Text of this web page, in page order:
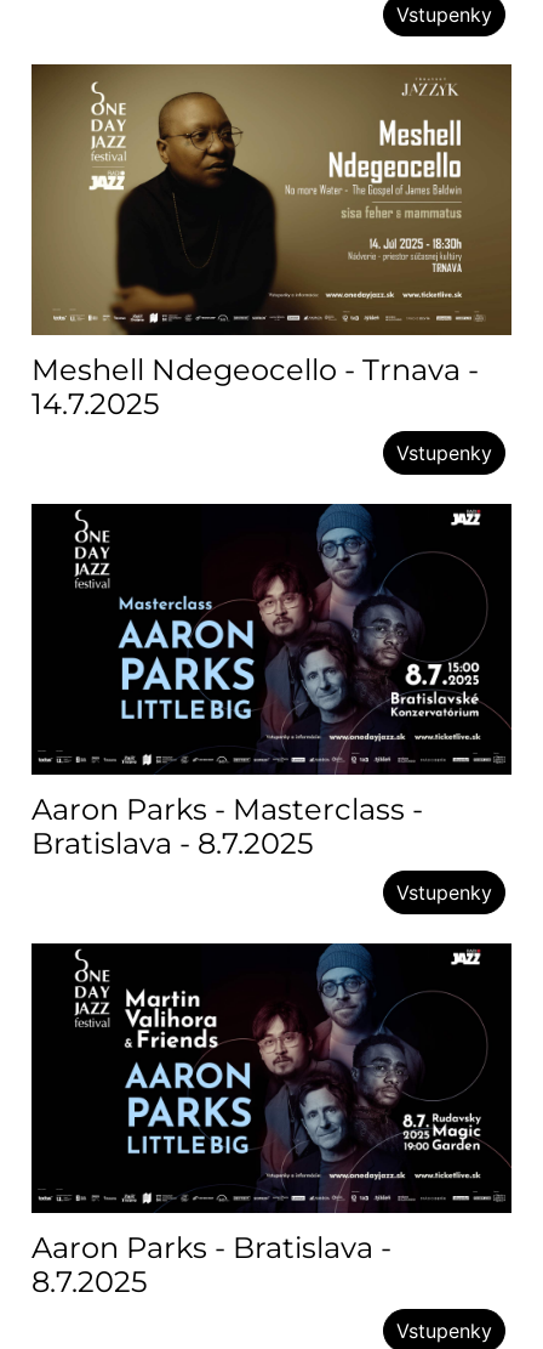
Vstupenky
Meshell Ndegeocello - Trnava -
14.7.2025
Vstupenky
Aaron Parks - Masterclass -
Bratislava - 8.7.2025
Vstupenky
Aaron Parks - Bratislava -
8.7.2025
Vstupenky